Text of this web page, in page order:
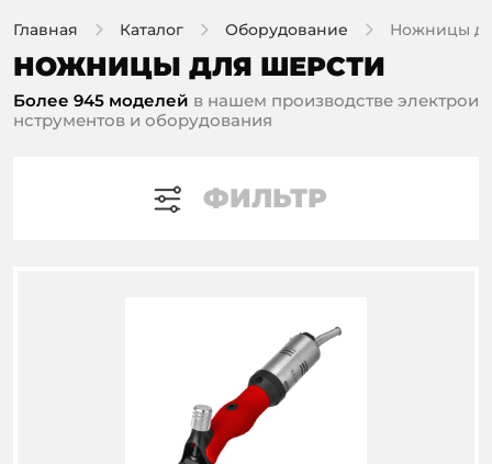
Главная Каталог Оборудование Ножницы
НОЖНИЦЫ ДЛЯ ШЕРСТИ
Более 945 моделей в нашем производстве электрои
нструментов и оборудования
ФИЛЬТР